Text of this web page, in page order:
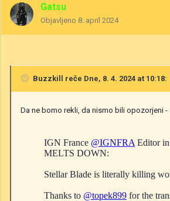
Gatsu
Objavljeno 8. april 2024
Buzzkill reče Dne, 8. 4. 2024 at 10:18:
Da ne bomo rekli, da nismo bili opozorjeni -